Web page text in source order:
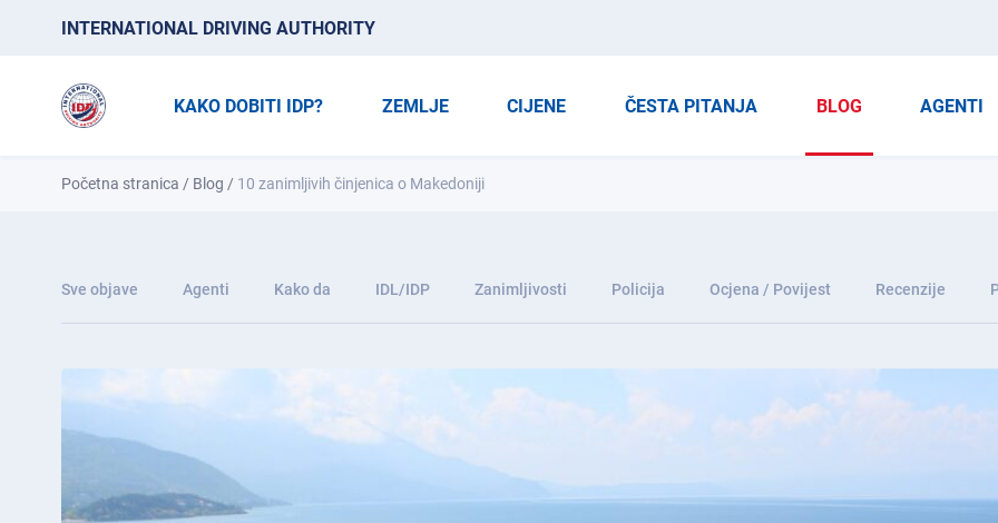
INTERNATIONAL DRIVING AUTHORITY
KAKO DOBITI IDP? ZEMLJE CIJENE ČESTA PITANJA BLOG AGENTI
Početna stranica / Blog / 10 zanimljivih činjenica o Makedoniji
Sve objave Agenti Kako da IDL/IDP Zanimljivosti Policija Ocjena / Povijest Recenzije